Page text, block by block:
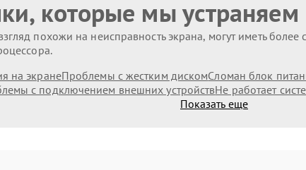
которые мы устраняем
похожи на неисправность экрана, могут иметь
на экранеПроблемы с жестким дискомСломан блок
с подключением внешних устройствНе работает
Показать еще